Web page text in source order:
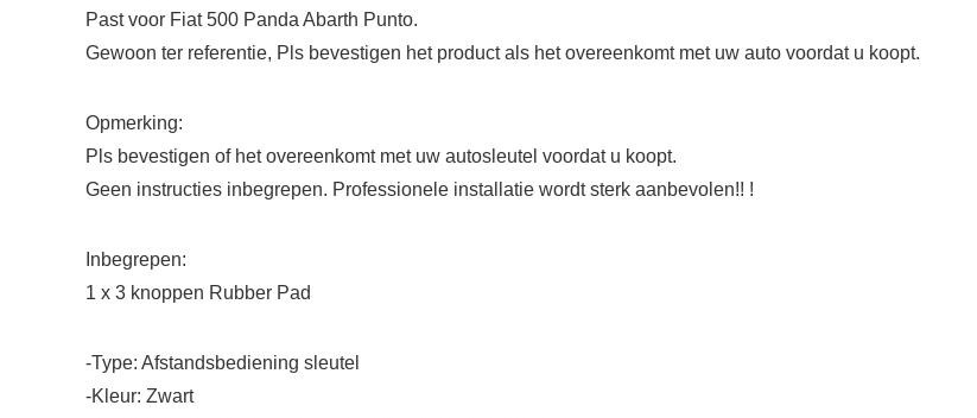
Past voor Fiat 500 Panda Abarth Punto.
Gewoon ter referentie, Pls bevestigen het product als het overeenkomt met uw auto voordat u koopt.
Opmerking:
Pls bevestigen of het overeenkomt met uw autosleutel voordat u koopt.
Geen instructies inbegrepen. Professionele installatie wordt sterk aanbevolen!! !
Inbegrepen:
1 x 3 knoppen Rubber Pad
-Type: Afstandsbediening sleutel
-Kleur: Zwart